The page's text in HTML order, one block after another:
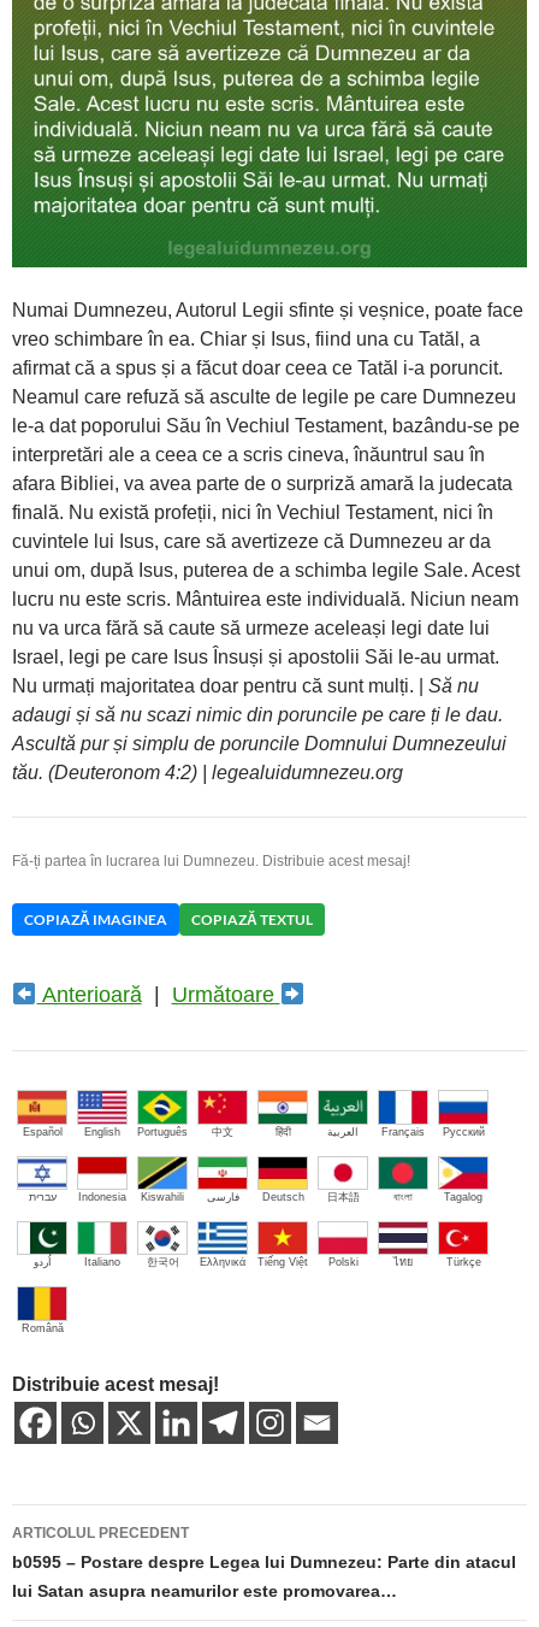
Numai Dumnezeu, Autorul Legii sfinte și veșnice, poate face
vreo schimbare în ea. Chiar și Isus, fiind una cu Tatăl, a
afirmat că a spus și a făcut doar ceea ce Tatăl i-a poruncit.
Neamul care refuză să asculte de legile pe care Dumnezeu
le-a dat poporului Său în Vechiul Testament, bazându-se pe
interpretări ale a ceea ce a scris cineva, înăuntrul sau în
afara Bibliei, va avea parte de o surpriză amară la judecata
finală. Nu există profeții, nici în Vechiul Testament, nici în
cuvintele lui Isus, care să avertizeze că Dumnezeu ar da
unui om, după Isus, puterea de a schimba legile Sale. Acest
lucru nu este scris. Mântuirea este individuală. Niciun neam
nu va urca fără să caute să urmeze aceleași legi date lui
Israel, legi pe care Isus Însuși și apostolii Săi le-au urmat.
Nu urmați majoritatea doar pentru că sunt mulți. | Să nu
adaugi și să nu scazi nimic din poruncile pe care ți le dau.
Ascultă pur și simplu de poruncile Domnului Dumnezeului
tău. (Deuteronom 4:2) | legealuidumnezeu.org
Fă-ți partea în lucrarea lui Dumnezeu. Distribuie acest mesaj!
COPIAZĂ IMAGINEA COPIAZĂ TEXTUL
Anterioară| Următoare
Español English Português 中文 हिंदी العربية Français Русский
עברית Indonesia Kiswahili فارسی Deutsch 日本語 বাংলা Tagalog
اُردو Italiano 한국어 Ελληνικά Tiếng Việt Polski ไทย Türkçe
Română
Distribuie acest mesaj!
Navigare
în
articole
ARTICOLUL PRECEDENT
b0595 – Postare despre Legea lui Dumnezeu: Parte din atacul
lui Satan asupra neamurilor este promovarea…